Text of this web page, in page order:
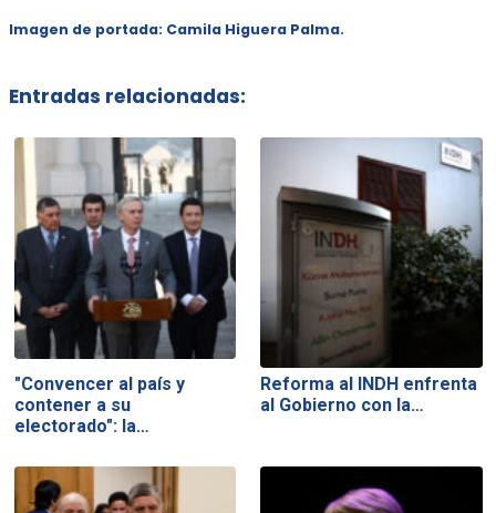
Imagen de portada: Camila Higuera Palma.
Entradas relacionadas:
"Convencer al país y
contener a su
electorado": la…
Reforma al INDH enfrenta
al Gobierno con la…